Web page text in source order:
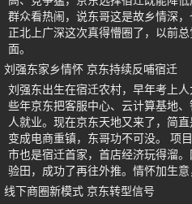
群众看热闹，说东哥这是故乡情深
正北上广深这次真得懵圈了，以前
面。
刘强东家乡情怀 京东持续反哺宿迁
刘强东出生在宿迁农村，早年考上
些年京东把客服中心、云计算基地
人就业。现在京东天地又来了，简
变成电商重镇，东哥功不可没。 项
市也是宿迁首家，首店经济玩得溜
验田，成功了再往外推。情怀加生意
线下商圈新模式 京东转型信号